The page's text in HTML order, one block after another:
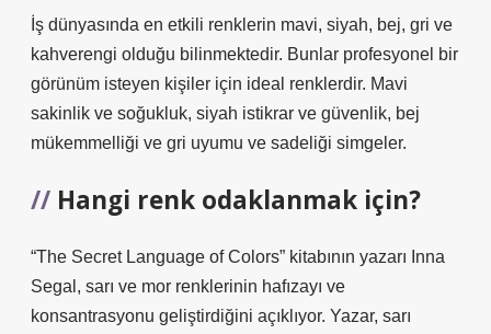
İş dünyasında en etkili renklerin mavi, siyah, bej, gri ve
kahverengi olduğu bilinmektedir. Bunlar profesyonel bir
görünüm isteyen kişiler için ideal renklerdir. Mavi
sakinlik ve soğukluk, siyah istikrar ve güvenlik, bej
mükemmelliği ve gri uyumu ve sadeliği simgeler.
Hangi renk odaklanmak için?
“The Secret Language of Colors” kitabının yazarı Inna
Segal, sarı ve mor renklerinin hafızayı ve
konsantrasyonu geliştirdiğini açıklıyor. Yazar, sarı